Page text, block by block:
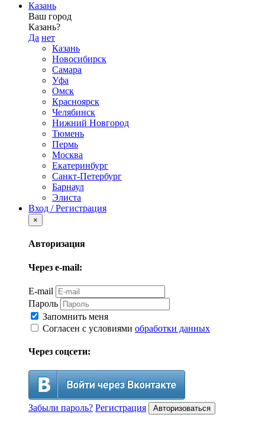
Казань
Ваш город
Казань?
Да нет
Казань
Новосибирск
Самара
Уфа
Омск
Красноярск
Челябинск
Нижний Новгород
Тюмень
Пермь
Москва
Екатеринбург
Санкт-Петербург
Барнаул
Элиста
Вход / Регистрация
×
Авторизация
Через e-mail:
E-mail
Пароль
Запомнить меня
Согласен с условиями обработки данных
Через соцсети:
Забыли пароль? Регистрация Авторизоваться